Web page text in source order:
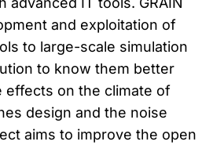
and exploitation of
to large-scale simulation
to know them better
effects on the climate of
design and the noise
aims to improve the open